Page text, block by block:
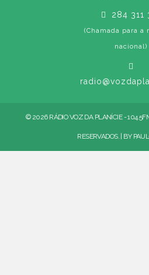
284 311
(Chamada para a
nacional)
© 2026 RÁDIO VOZ DA PLANÍCIE -
RESERVADOS. | BY